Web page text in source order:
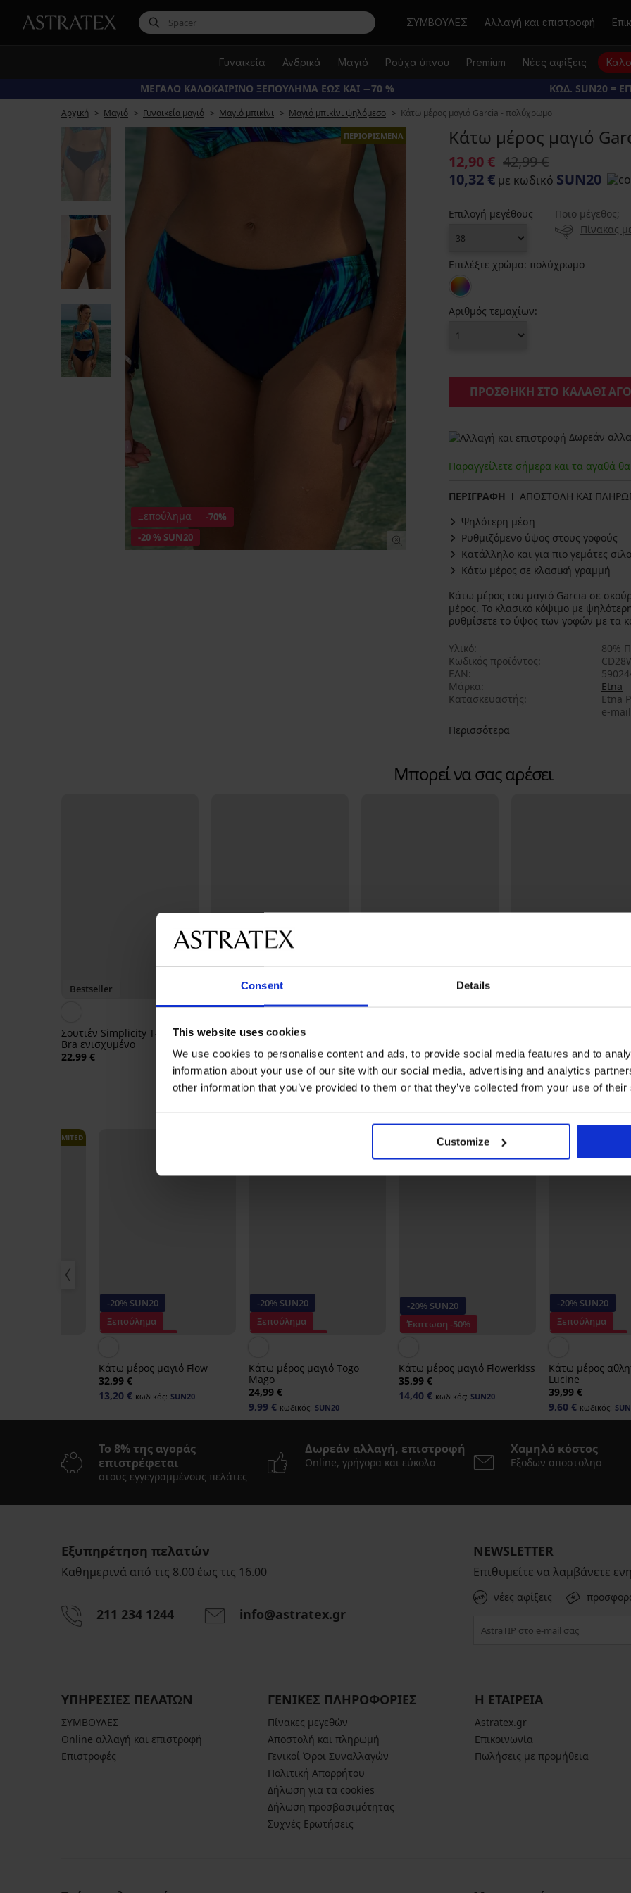
Consent Details
This website uses cookies
We use cookies to personalise content and ads, to provide social media features and to
information about your use of our site with our social media, advertising and analytics
other information that you’ve provided to them or that they’ve collected from your use of
Customize
Αναζήτηση
ΣΥΜΒΟΥΛΕΣ Αλλαγή και επιστροφή
Γυναικεία Ανδρικά Μαγιό Ρούχα ύπνου Premium Νέες αφίξεις
ΜΕΓΑΛΟ ΚΑΛΟΚΑΙΡΙΝΟ ΞΕΠΟΥΛΗΜΑ ΕΩΣ ΚΑΙ −70 % ΚΩΔ. SUN20 =
Αρχική Μαγιό Γυναικεία μαγιό Μαγιό μπικίνι Μαγιό μπικίνι ψηλόμεσο Κάτω μέρος μαγιό Garcia - πολύχρωμο
Ξεπούλημα
-70%
-20 % SUN20
ΠΕΡΙΟΡΙΣΜΕΝΑ Κάτω μέρος μαγιό
12,90 € 42,99 €
10,32 € με κωδικό SUN20
Επιλογή μεγέθους
Ποιο μέγεθος;
Πίνακας
Επιλέξτε χρώμα: πολύχρωμο
Αριθμός τεμαχίων:
ΠΡΟΣΘΗΚΗ ΣΤΟ ΚΑΛΑΘΙ
Δωρεάν
Παραγγείλετε σήμερα και τα αγαθά
ΠΕΡΙΓΡΑΦΗ ΑΠΟΣΤΟΛΗ ΚΑΙ
Ψηλότερη μέση
Ρυθμιζόμενο ύψος στους γοφούς
Κατάλληλο και για πιο γεμάτες
Κάτω μέρος σε κλασική γραμμή
Κάτω μέρος του μαγιό Garcia σε
μέρος. Το κλασικό κόψιμο με
ρυθμίσετε το ύψος των γοφών με τα
Υλικό
80%
Κωδικός προϊόντος
EAN
Μάρκα
Etna
Κατασκευαστής
Etna
e-
Περισσότερα
Μπορεί να σας αρέσει
Bestseller
4,8
Σουτιέν Simplicity T-Shirt
Bra ενισχυμένο
22,99 €
Έκπτωση -50%
5
Σουτιέν Soft Lace II
18,50 €36,99 €
4,6
Σουτιέν Spacer 3D Lady
Grace New
53,99 €
40,99 €
Ανακαλύψτε παρόμοια κομμάτια
LIMITED
-20% SUN20
Ξεπούλημα
Κάτω μέρος μαγιό Flow
32,99 €
13,20 € κωδικός: SUN20
-20% SUN20
Ξεπούλημα
Κάτω μέρος μαγιό Togo
Mago
24,99 €
9,99 € κωδικός: SUN20
-20% SUN20
Έκπτωση -50%
Κάτω μέρος μαγιό Flowerkiss
35,99 €
14,40 € κωδικός: SUN20
-20% SUN20
Ξεπούλημα
Κάτω μέρος
Lucine
39,99 €
9,60 € κωδικός:
μαγιό
Constance
€
€
κωδικός
μαγιό
Belek
Το 8% της αγοράς
επιστρέφεται
στους εγγεγραμμένους πελάτες
Δωρεάν αλλαγή, επιστροφή
Online, γρήγορα και εύκολα
Χαμηλό κόστος
Εξοδων αποστολησ
Εξυπηρέτηση πελατών
Καθημερινά από τις 8.00 έως τις 16.00
211 234 1244 info@astratex.gr
NEWSLETTER
Επιθυμείτε να λαμβάνετε
νέες αφίξεις
ΥΠΗΡΕΣΙΕΣ ΠΕΛΑΤΩΝ
ΣΥΜΒΟΥΛΕΣ
Online αλλαγή και επιστροφή
Επιστροφές
ΓΕΝΙΚΕΣ ΠΛΗΡΟΦΟΡΙΕΣ
Πίνακες μεγεθών
Αποστολή και πληρωμή
Γενικοί Όροι Συναλλαγών
Πολιτική Απορρήτου
Δήλωση για τα cookies
Δήλωση προσβασιμότητας
Συχνές Ερωτήσεις
Η ΕΤΑΙΡΕΙΑ
Astratex.gr
Επικοινωνία
Πωλήσεις με προμήθεια